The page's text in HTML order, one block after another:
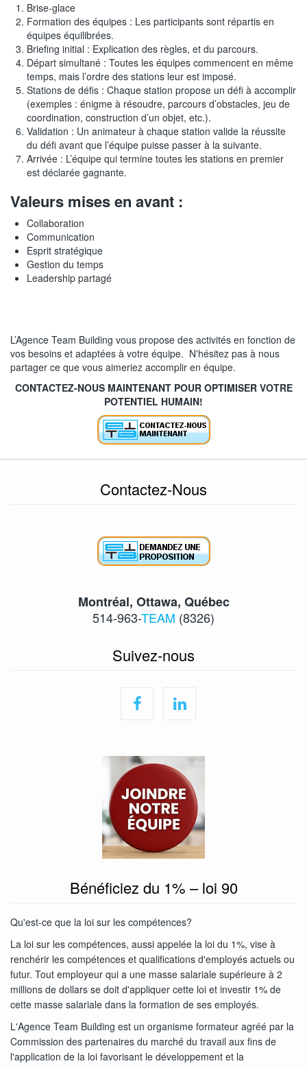
Brise-glace
Formation des équipes : Les participants sont répartis en
équipes équilibrées.
Briefing initial : Explication des règles, et du parcours.
Départ simultané : Toutes les équipes commencent en même
temps, mais l’ordre des stations leur est imposé.
Stations de défis : Chaque station propose un défi à accomplir
(exemples : énigme à résoudre, parcours d’obstacles, jeu de
coordination, construction d’un objet, etc.).
Validation : Un animateur à chaque station valide la réussite
du défi avant que l’équipe puisse passer à la suivante.
Arrivée : L’équipe qui termine toutes les stations en premier
est déclarée gagnante.
Valeurs mises en avant :
Collaboration
Communication
Esprit stratégique
Gestion du temps
Leadership partagé
L’Agence Team Building vous propose des activités en fonction de
vos besoins et adaptées à votre équipe. N'hésitez pas à nous
partager ce que vous aimeriez accomplir en équipe.
CONTACTEZ-NOUS MAINTENANT POUR OPTIMISER VOTRE
POTENTIEL HUMAIN!
Contactez-Nous
Montréal, Ottawa, Québec
514-963-TEAM (8326)
Suivez-nous
Bénéficiez du 1% – loi 90
Qu'est-ce que la loi sur les compétences?
La loi sur les compétences, aussi appelée la loi du 1%, vise à
renchérir les compétences et qualifications d'employés actuels ou
futur. Tout employeur qui a une masse salariale supérieure à 2
millions de dollars se doit d'appliquer cette loi et investir 1% de
cette masse salariale dans la formation de ses employés.
L'Agence Team Building est un organisme formateur agréé par la
Commission des partenaires du marché du travail aux fins de
l'application de la loi favorisant le développement et la